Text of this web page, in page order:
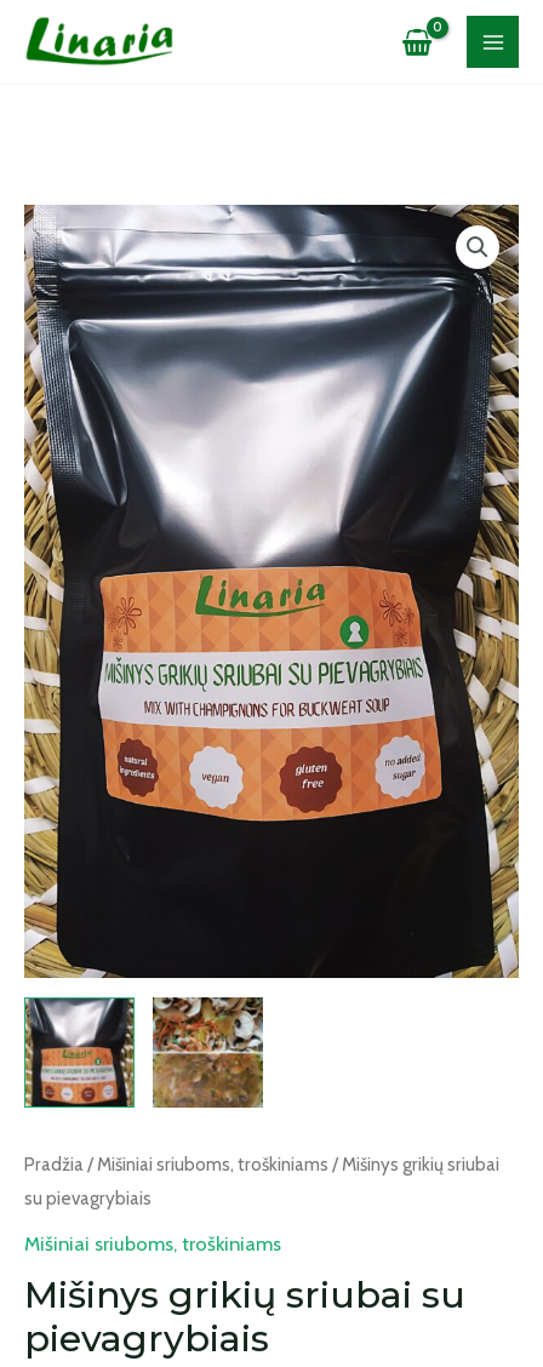
Pradžia/Mišiniai sriuboms, troškiniams / Mišinys grikių sriubai
su pievagrybiais
Mišiniai sriuboms, troškiniams
Mišinys grikių sriubai su
pievagrybiais